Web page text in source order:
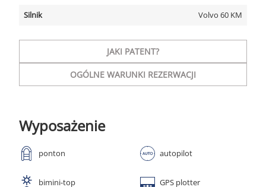
Silnik
Volvo 60 KM
JAKI PATENT?
OGÓLNE WARUNKI REZERWACJI
Wyposażenie
ponton autopilot
bimini-top GPS plotter